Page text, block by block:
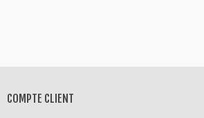
COMPTE CLIENT